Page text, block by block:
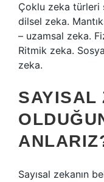
Çoklu zeka türleri
dilsel zeka.
– uzamsal zeka.
Ritmik zeka.
zeka.
SAYISAL
Sayısal zekanın